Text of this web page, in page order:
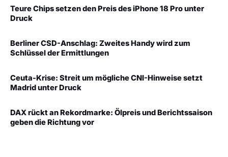
Teure Chips setzen den Preis des iPhone 18 Pro unter
Druck
Berliner CSD-Anschlag: Zweites Handy wird zum
Schlüssel der Ermittlungen
Ceuta-Krise: Streit um mögliche CNI-Hinweise setzt
Madrid unter Druck
DAX rückt an Rekordmarke: Ölpreis und Berichtssaison
geben die Richtung vor